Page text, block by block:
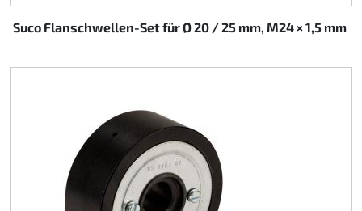
Suco Flanschwellen-Set für Ø 20 / 25 mm, M24 × 1,5 mm